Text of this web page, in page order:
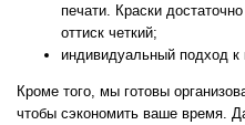
печати. Краски
оттиск четкий;
индивидуальный подход к
Кроме того, мы готовы
чтобы сэкономить ваше время.